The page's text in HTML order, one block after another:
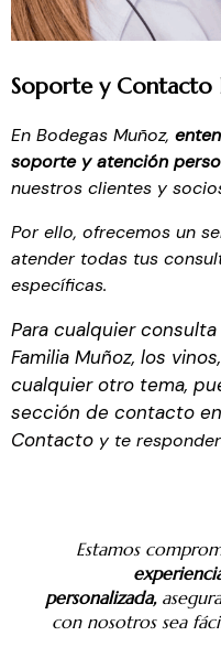
Soporte y Contacto
En Bodegas Muñoz,
soporte y atención
nuestros clientes y
Por ello, ofrecemos un
atender todas tus
específicas.
Para cualquier
Familia Muñoz, los
cualquier otro tema,
sección de contacto
Contacto y te
Estamos
personalizada,
con nosotros sea